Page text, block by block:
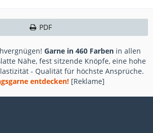
PDF
Garne in 460 Farben in allen
Nähe, fest sitzende Knöpfe, eine hohe
- Qualität für höchste Ansprüche.
entdecken! [Reklame]